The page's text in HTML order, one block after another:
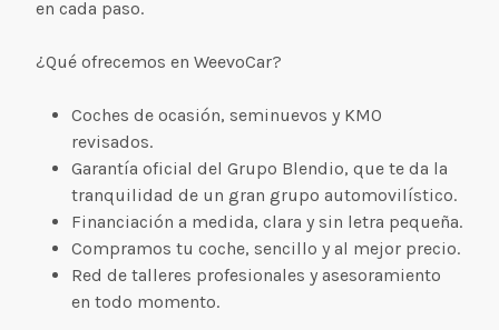
en cada paso.
¿Qué ofrecemos en WeevoCar?
Coches de ocasión, seminuevos y KM0
revisados.
Garantía oficial del Grupo Blendio, que te da la
tranquilidad de un gran grupo automovilístico.
Financiación a medida, clara y sin letra pequeña.
Compramos tu coche, sencillo y al mejor precio.
Red de talleres profesionales y asesoramiento
en todo momento.